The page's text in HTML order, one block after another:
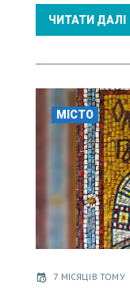
ЧИТАТИ ДАЛІ
МІСТО
7 МІСЯЦІВ ТОМУ